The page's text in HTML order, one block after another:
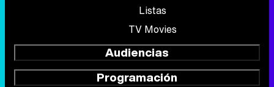
Listas
TV Movies
Audiencias
Programación